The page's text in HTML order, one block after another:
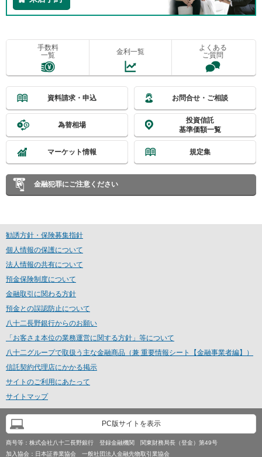
手数料
一覧
金利一覧
よくある
ご質問
資料請求・申込 お問合せ・ご相談
為替相場
投資信託
基準価額一覧
マーケット情報 規定集
金融犯罪にご注意ください
勧誘方針・保険募集指針
個人情報の保護について
法人情報の共有について
預金保険制度について
金融取引に関わる方針
預金との誤認防止について
八十二長野銀行からのお願い
「お客さま本位の業務運営に関する方針」等について
八十二グループで取扱う主な金融商品（兼 重要情報シート【金融事業者編】）
信託契約代理店にかかる掲示
サイトのご利用にあたって
サイトマップ
PC版サイトを表示
商号等： 株式会社八十二長野銀行 登録金融機関 関東財務局長（登金）第49号
加入協会： 日本証券業協会 一般社団法人金融先物取引業協会